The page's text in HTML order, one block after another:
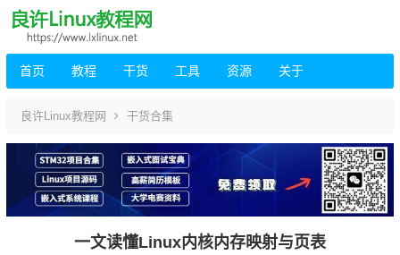
首页 教程 干货 工具 资源 关于
良许Linux教程网 干货合集
一文读懂Linux内核内存映射与页表